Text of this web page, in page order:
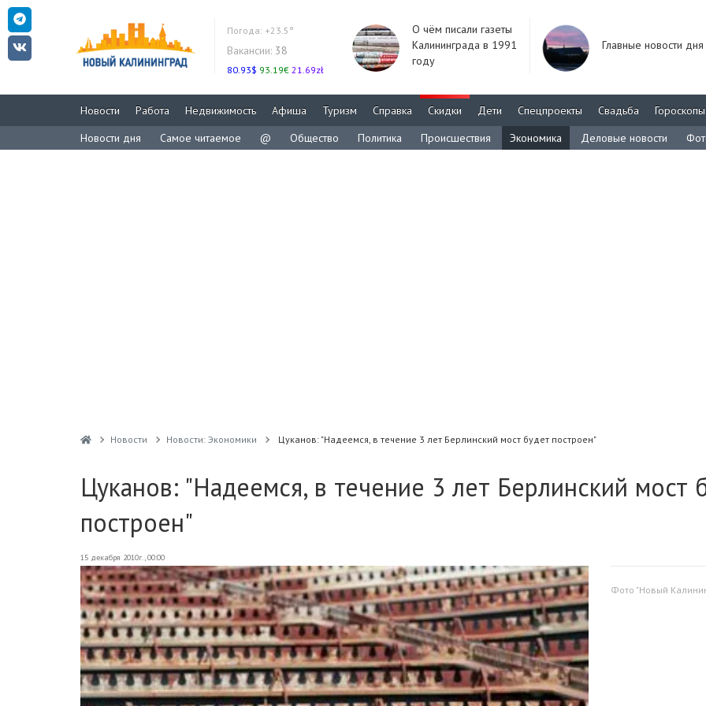
Погода: +23.5°
Вакансии: 38
80.93$ 93.19€ 21.69zł
О чём писали газеты
Калининграда в 1991
году
Главные новости дня
Новости Работа Недвижимость Афиша Туризм Справка Скидки Дети Спецпроекты Свадьба
Гороскопы
Новости дня
Самое читаемое @ Общество Политика Происшествия Экономика Деловые новости
Новости Новости: Экономики Цуканов: "Надеемся, в течение 3 лет Берлинский мост будет построен"
Цуканов: "Надеемся, в течение 3 лет Берлинский мост
построен"
15 декабря 2010г., 00:00
Фото "Новый